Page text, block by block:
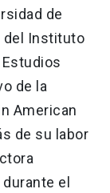
de
del Instituto
de la
American
de su labor
el